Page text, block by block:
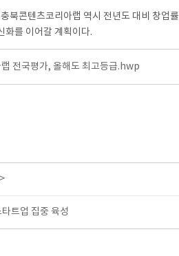
북콘텐츠코리아랩 역시 전년도 대비 창업
화를 이어갈 계획이다.
전국평가, 올해도 최고등급.hwp
트업 집중 육성